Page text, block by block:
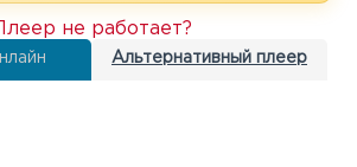
Альтернативный плеер
Плеер не работает?